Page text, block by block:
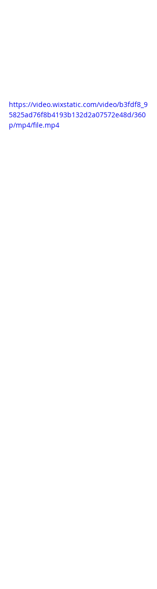
https://video.wixstatic.com/video/b3fdf8_9
5825ad76f8b4193b132d2a07572e48d/360
p/mp4/file.mp4